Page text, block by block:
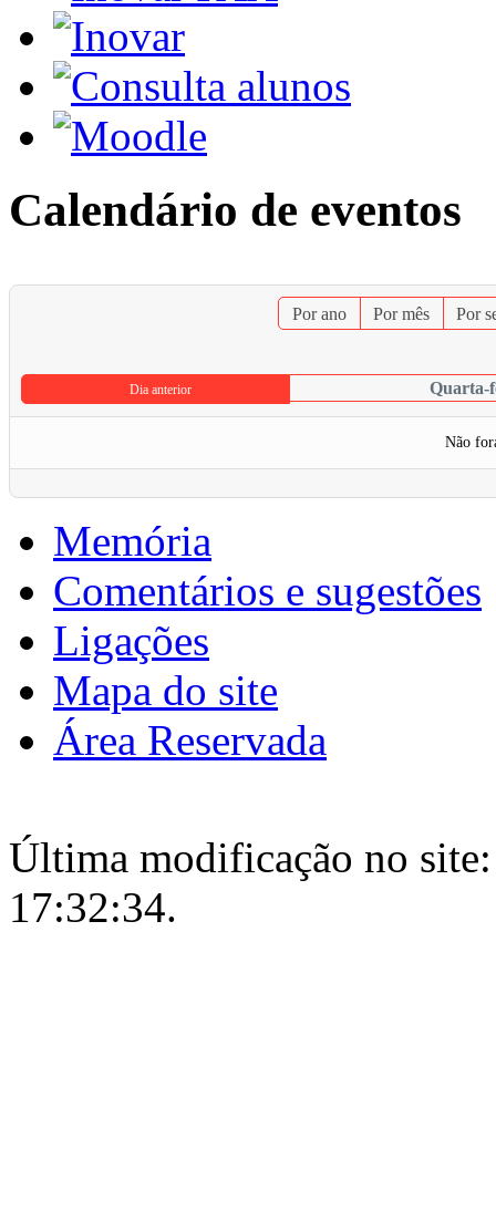
Calendário de eventos
Por ano Por mês Por
Dia anterior Quarta-
Não
Memória
Comentários e sugestões
Ligações
Mapa do site
Área Reservada
Última modificação no
17:32:34.